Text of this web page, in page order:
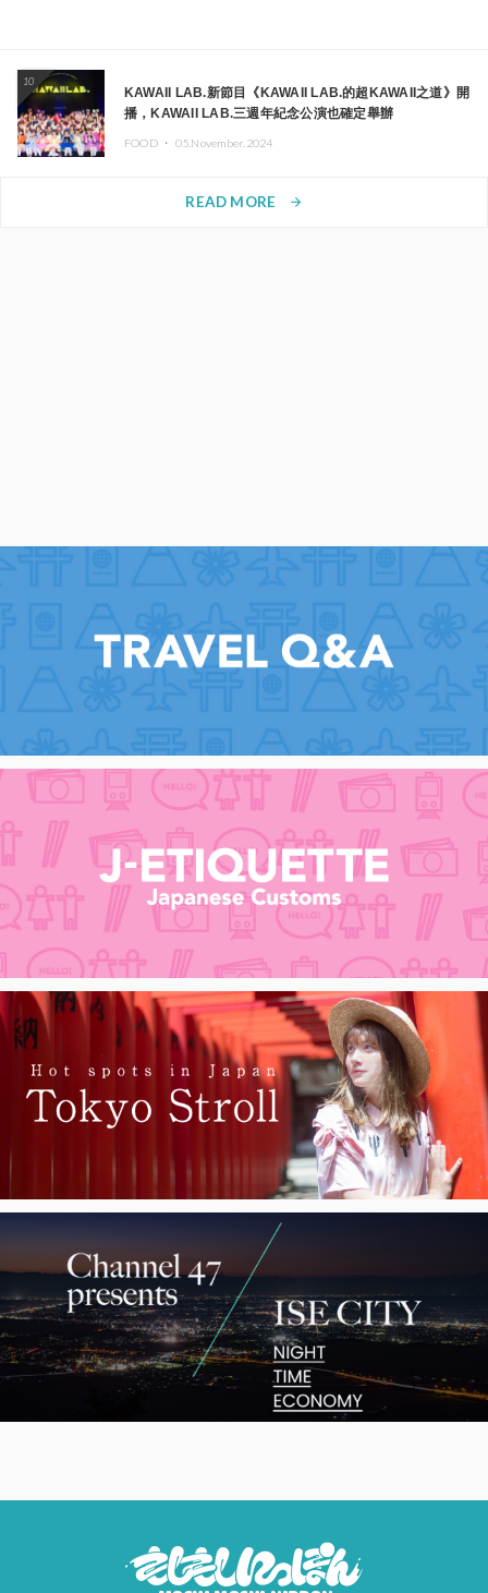
10
KAWAII LAB.新節目《KAWAII LAB.的超KAWAII之道》開
播，KAWAII LAB.三週年紀念公演也確定舉辦
FOOD ・ 05.November.2024
READ MORE arrow_forward